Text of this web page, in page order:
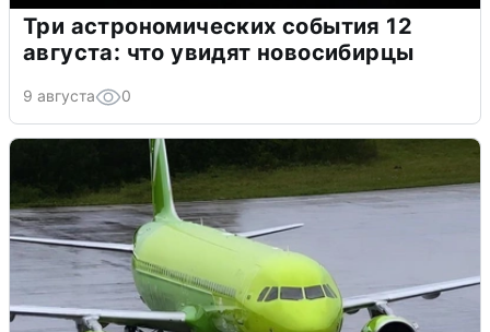
Три астрономических события 12
августа: что увидят новосибирцы
9 августа 0